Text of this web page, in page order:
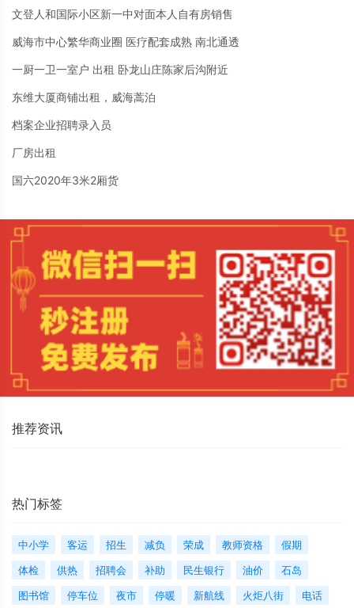
文登人和国际小区新一中对面本人自有房销售
威海市中心繁华商业圈 医疗配套成熟 南北通透
一厨一卫一室户 出租 卧龙山庄陈家后沟附近
东维大厦商铺出租，威海蒿泊
档案企业招聘录入员
厂房出租
国六2020年3米2厢货
推荐资讯
热门标签
中小学 客运 招生 减负 荣成 教师资格
假期
体检
供热 招聘会 补助 民生银行 油价
石岛
图书馆
停车位 夜市 停暖 新航线 火炬八街 电话